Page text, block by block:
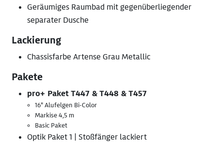
Geräumiges Raumbad mit gegenüberliegender
separater Dusche
Lackierung
Chassisfarbe Artense Grau Metallic
Pakete
pro+ Paket T447 & T448 & T457
16" Alufelgen Bi-Color
Markise 4,5 m
Basic Paket
Optik Paket 1 | Stoßfänger lackiert